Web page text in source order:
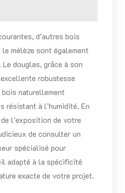
d’autres bois
mélèze sont également
douglas, grâce à son
robustesse
naturellement
résistant à l’humidité. En
l’exposition de votre
de consulter un
spécialisé pour
adapté à la spécificité
exacte de votre projet.